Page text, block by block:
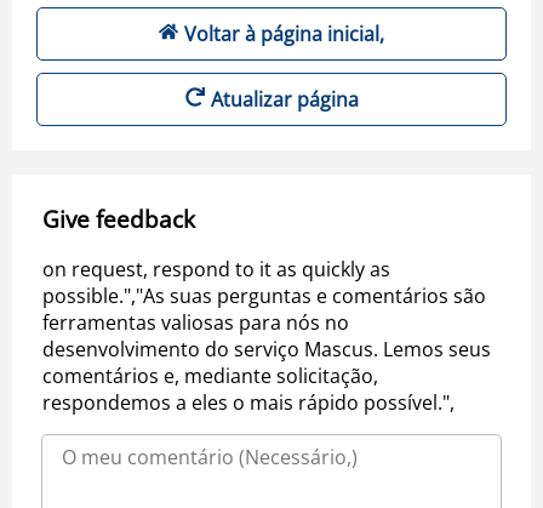
Voltar à página inicial,
Atualizar página
Give feedback
on request, respond to it as quickly as
possible.","As suas perguntas e comentários são
ferramentas valiosas para nós no
desenvolvimento do serviço Mascus. Lemos seus
comentários e, mediante solicitação,
respondemos a eles o mais rápido possível.",